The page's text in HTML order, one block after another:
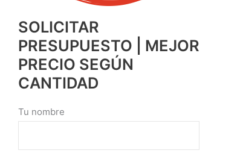
SOLICITAR
PRESUPUESTO | MEJOR
PRECIO SEGÚN
CANTIDAD
Tu nombre